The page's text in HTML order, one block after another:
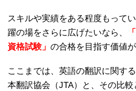
スキルや実績をある程度もって
躍の場をさらに広げたいなら、
資格試験」 の合格を目指す価値
ここまでは、英語の翻訳に関す
本翻訳協会（JTA）と、その比